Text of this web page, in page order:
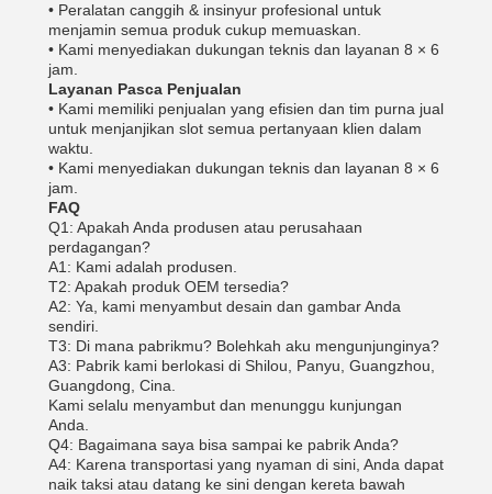
• Peralatan canggih & insinyur profesional untuk
menjamin semua produk cukup memuaskan.
• Kami menyediakan dukungan teknis dan layanan 8 × 6
jam.
Layanan Pasca Penjualan
• Kami memiliki penjualan yang efisien dan tim purna jual
untuk menjanjikan slot semua pertanyaan klien dalam
waktu.
• Kami menyediakan dukungan teknis dan layanan 8 × 6
jam.
FAQ
Q1: Apakah Anda produsen atau perusahaan
perdagangan?
A1: Kami adalah produsen.
T2: Apakah produk OEM tersedia?
A2: Ya, kami menyambut desain dan gambar Anda
sendiri.
T3: Di mana pabrikmu? Bolehkah aku mengunjunginya?
A3: Pabrik kami berlokasi di Shilou, Panyu, Guangzhou,
Guangdong, Cina.
Kami selalu menyambut dan menunggu kunjungan
Anda.
Q4: Bagaimana saya bisa sampai ke pabrik Anda?
A4: Karena transportasi yang nyaman di sini, Anda dapat
naik taksi atau datang ke sini dengan kereta bawah